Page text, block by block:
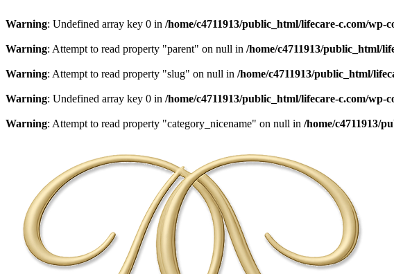
Warning: Undefined array key 0 in /home/c4711913/public_html/lifecare-c.com/
Warning: Attempt to read property "parent" on null in /home/c4711913/public_html/
Warning: Attempt to read property "slug" on null in /home/c4711913/public_html/
Warning: Undefined array key 0 in /home/c4711913/public_html/lifecare-c.com/
Warning: Attempt to read property "category_nicename" on null in /home/c4711913/